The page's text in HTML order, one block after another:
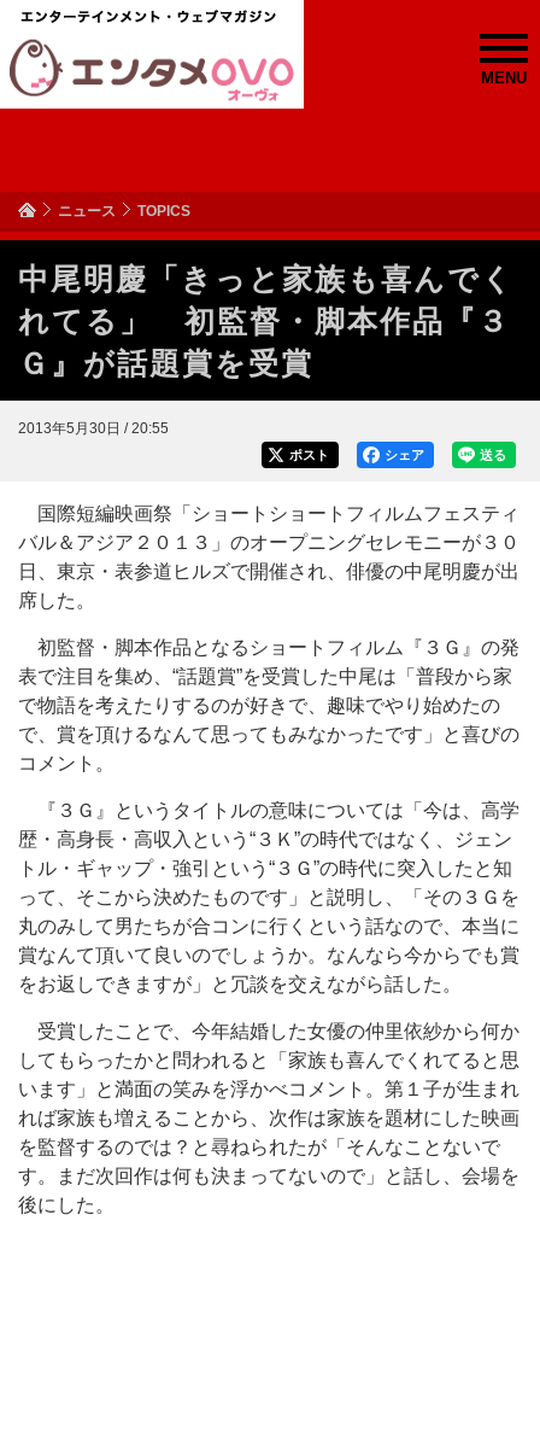
MENU
ニュース TOPICS
中尾明慶「きっと家族も喜んでく
れてる」 初監督・脚本作品『３
Ｇ』が話題賞を受賞
2013年5月30日 / 20:55
送る
シェア
ポスト
国際短編映画祭「ショートショートフィルムフェスティ
バル＆アジア２０１３」のオープニングセレモニーが３０
日、東京・表参道ヒルズで開催され、俳優の中尾明慶が出
席した。
初監督・脚本作品となるショートフィルム『３Ｇ』の発
表で注目を集め、“話題賞”を受賞した中尾は「普段から家
で物語を考えたりするのが好きで、趣味でやり始めたの
で、賞を頂けるなんて思ってもみなかったです」と喜びの
コメント。
『３Ｇ』というタイトルの意味については「今は、高学
歴・高身長・高収入という“３Ｋ”の時代ではなく、ジェン
トル・ギャップ・強引という“３Ｇ”の時代に突入したと知
って、そこから決めたものです」と説明し、「その３Ｇを
丸のみして男たちが合コンに行くという話なので、本当に
賞なんて頂いて良いのでしょうか。なんなら今からでも賞
をお返しできますが」と冗談を交えながら話した。
受賞したことで、今年結婚した女優の仲里依紗から何か
してもらったかと問われると「家族も喜んでくれてると思
います」と満面の笑みを浮かべコメント。第１子が生まれ
れば家族も増えることから、次作は家族を題材にした映画
を監督するのでは？と尋ねられたが「そんなことないで
す。まだ次回作は何も決まってないので」と話し、会場を
後にした。